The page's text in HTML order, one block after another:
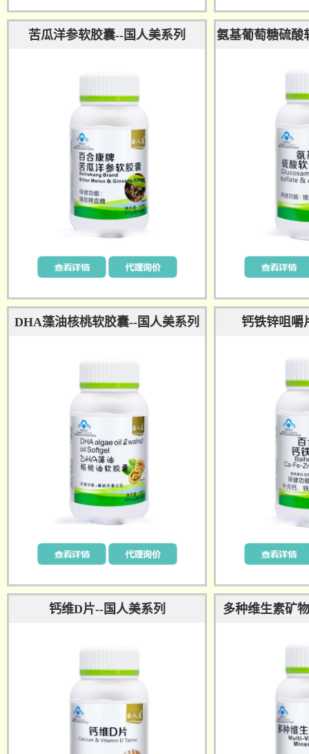
苦瓜洋参软胶囊--国人美系列
氨基葡萄糖硫酸
DHA藻油核桃软胶囊--国人美系列 钙铁锌咀嚼
钙维D片--国人美系列 多种维生素矿